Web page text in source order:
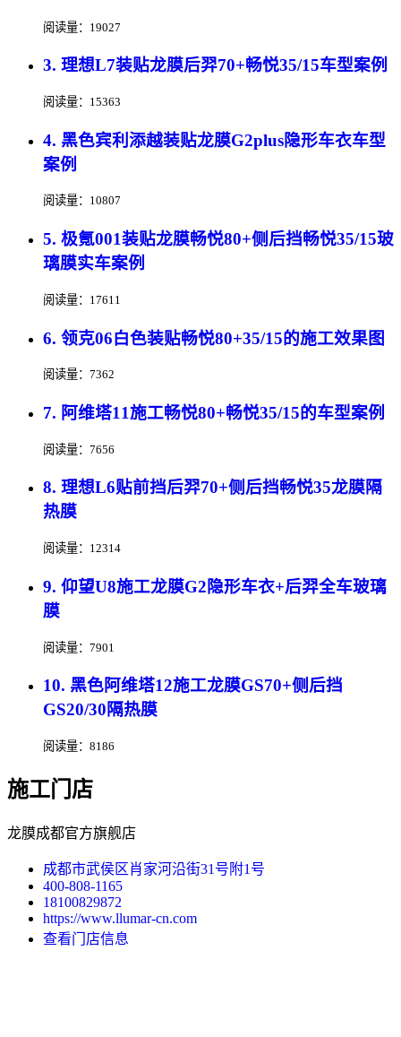
阅读量：19027
3. 理想L7装贴龙膜后羿70+畅悦35/15车型案例
阅读量：15363
4. 黑色宾利添越装贴龙膜G2plus隐形车衣车型
案例
阅读量：10807
5. 极氪001装贴龙膜畅悦80+侧后挡畅悦35/15玻
璃膜实车案例
阅读量：17611
6. 领克06白色装贴畅悦80+35/15的施工效果图
阅读量：7362
7. 阿维塔11施工畅悦80+畅悦35/15的车型案例
阅读量：7656
8. 理想L6贴前挡后羿70+侧后挡畅悦35龙膜隔
热膜
阅读量：12314
9. 仰望U8施工龙膜G2隐形车衣+后羿全车玻璃
膜
阅读量：7901
10. 黑色阿维塔12施工龙膜GS70+侧后挡
GS20/30隔热膜
阅读量：8186
施工门店
龙膜成都官方旗舰店
成都市武侯区肖家河沿街31号附1号
400-808-1165
18100829872
https://www.llumar-cn.com
查看门店信息